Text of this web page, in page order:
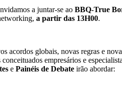
a juntar-se ao BBQ-True
a partir das 13H00.
acordos globais, novas regras e
empresários e
e Painéis de Debate irão abordar: